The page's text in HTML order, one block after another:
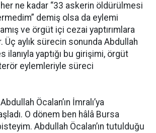
her ne kadar “33 askerin öldürülmesi
demiş olsa da eylemi
ve örgüt içi cezai yaptırımlara
Üç aylık sürecin sonunda Abdullah
ilanıyla yaptığı bu girişimi, örgüt
terör eylemleriyle süreci
Öcalan’ın İmralı’ya
O dönem ben hâlâ Bursa
Abdullah Öcalan’ın tutulduğu